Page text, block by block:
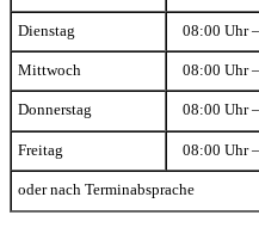
Dienstag 08:00 Uhr
Mittwoch 08:00 Uhr
Donnerstag 08:00 Uhr
Freitag 08:00 Uhr
oder nach Terminabsprache